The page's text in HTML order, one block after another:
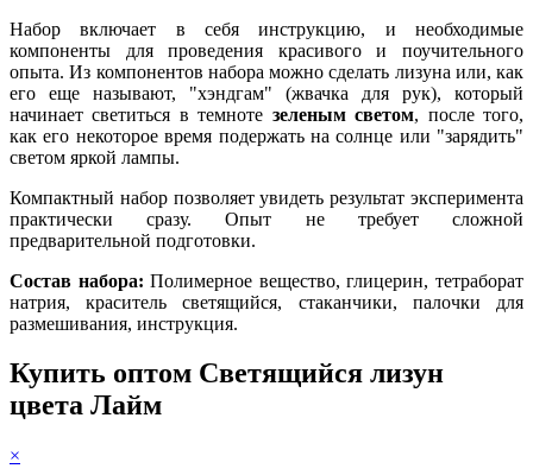
Набор включает в себя инструкцию, и необходимые
компоненты для проведения красивого и поучительного
опыта. Из компонентов набора можно сделать лизуна или, как
его еще называют, "хэндгам" (жвачка для рук), который
начинает светиться в темноте зеленым светом, после того,
как его некоторое время подержать на солнце или "зарядить"
светом яркой лампы.
Компактный набор позволяет увидеть результат эксперимента
практически сразу. Опыт не требует сложной
предварительной подготовки.
Состав набора:Полимерное вещество, глицерин, тетраборат
натрия, краситель светящийся, стаканчики, палочки для
размешивания, инструкция.
Купить оптом Светящийся лизун
цвета Лайм
×